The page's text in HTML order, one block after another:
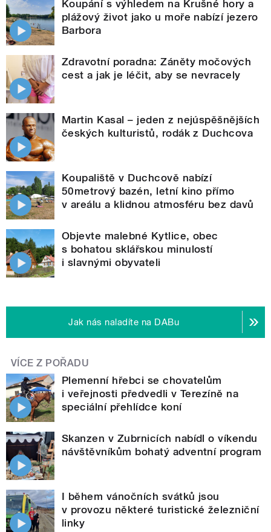
Koupání s výhledem na Krušné hory a
plážový život jako u moře nabízí jezero
Barbora
Zdravotní poradna: Záněty močových
cest a jak je léčit, aby se nevracely
Martin Kasal – jeden z nejúspěšnějších
českých kulturistů, rodák z Duchcova
Koupaliště v Duchcově nabízí
50metrový bazén, letní kino přímo
v areálu a klidnou atmosféru bez davů
Objevte malebné Kytlice, obec
s bohatou sklářskou minulostí
i slavnými obyvateli
Jak nás naladíte na DABu
VÍCE Z POŘADU
Plemenní hřebci se chovatelům
i veřejnosti předvedli v Terezíně na
speciální přehlídce koní
Skanzen v Zubrnicích nabídl o víkendu
návštěvníkům bohatý adventní program
I během vánočních svátků jsou
v provozu některé turistické železniční
linky